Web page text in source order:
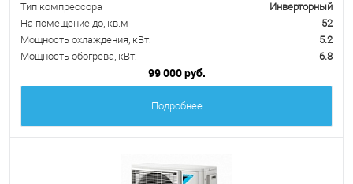
Тип компрессора
Инверторный
На помещение до, кв.м
52
Мощность охлаждения, кВт:
5.2
Мощность обогрева, кВт:
6.8
99 000 руб.
Подробнее